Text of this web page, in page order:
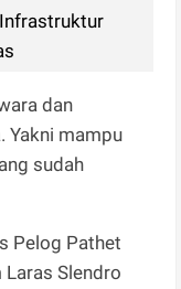
dan
Yakni mampu
sudah
Pelog Pathet
Slendro